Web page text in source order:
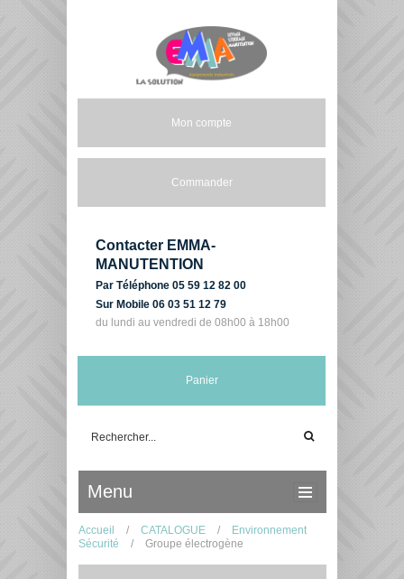
Mon compte
Commander
Contacter EMMA-
MANUTENTION
Par Téléphone 05 59 12 82 00
Sur Mobile 06 03 51 12 79
du lundi au vendredi de 08h00 à 18h00
Panier
Menu
Accueil / CATALOGUE /
Environnement
Sécurité
/ Groupe électrogène